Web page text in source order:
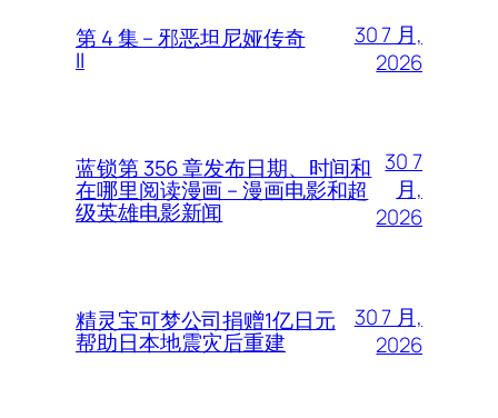
第 4 集 – 邪恶坦尼娅传奇
II
30 7 月,
2026
蓝锁第 356 章发布日期、时间和
在哪里阅读漫画 – 漫画电影和超
级英雄电影新闻
30 7
月,
2026
精灵宝可梦公司捐赠1亿日元
帮助日本地震灾后重建
30 7 月,
2026